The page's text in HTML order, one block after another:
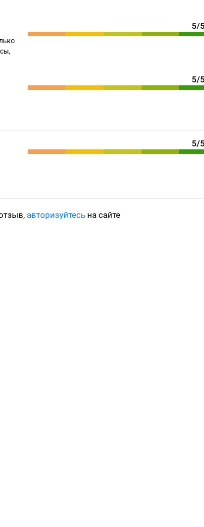
5/5
5/5
5/5
авторизуйтесь на сайте